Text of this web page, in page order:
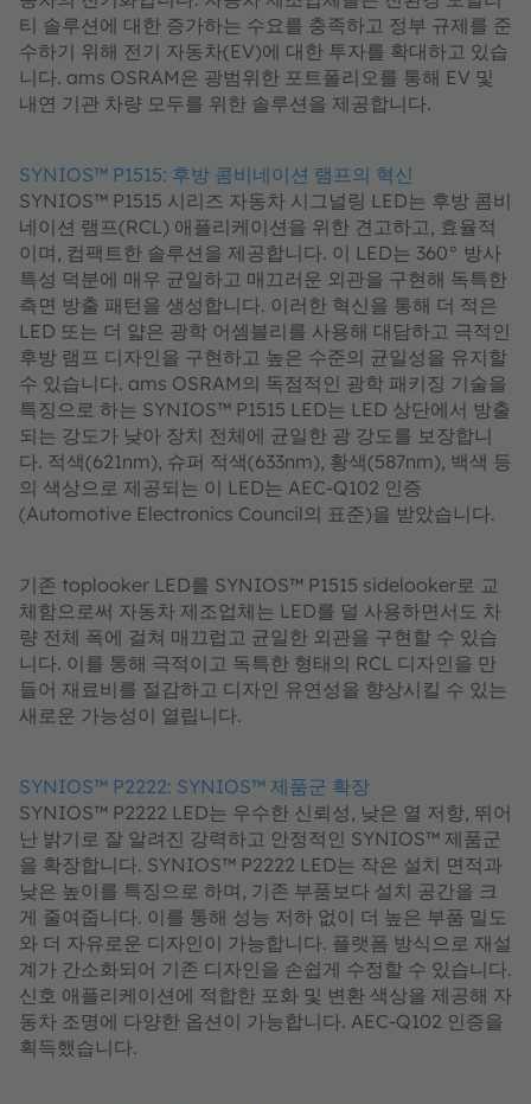
티 솔루션에 대한 증가하는 수요를 충족하고 정부 규제를 준
수하기 위해 전기 자동차(EV)에 대한 투자를 확대하고 있습
니다. ams OSRAM은 광범위한 포트폴리오를 통해 EV 및
내연 기관 차량 모두를 위한 솔루션을 제공합니다.
SYNIOS™ P1515: 후방 콤비네이션 램프의 혁신
SYNIOS™ P1515 시리즈 자동차 시그널링 LED는 후방 콤비
네이션 램프(RCL) 애플리케이션을 위한 견고하고, 효율적
이며, 컴팩트한 솔루션을 제공합니다. 이 LED는 360° 방사
특성 덕분에 매우 균일하고 매끄러운 외관을 구현해 독특한
측면 방출 패턴을 생성합니다. 이러한 혁신을 통해 더 적은
LED 또는 더 얇은 광학 어셈블리를 사용해 대담하고 극적인
후방 램프 디자인을 구현하고 높은 수준의 균일성을 유지할
수 있습니다. ams OSRAM의 독점적인 광학 패키징 기술을
특징으로 하는 SYNIOS™ P1515 LED는 LED 상단에서 방출
되는 강도가 낮아 장치 전체에 균일한 광 강도를 보장합니
다. 적색(621nm), 슈퍼 적색(633nm), 황색(587nm), 백색 등
의 색상으로 제공되는 이 LED는 AEC-Q102 인증
(Automotive Electronics Council의 표준)을 받았습니다.
기존 toplooker LED를 SYNIOS™ P1515 sidelooker로 교
체함으로써 자동차 제조업체는 LED를 덜 사용하면서도 차
량 전체 폭에 걸쳐 매끄럽고 균일한 외관을 구현할 수 있습
니다. 이를 통해 극적이고 독특한 형태의 RCL 디자인을 만
들어 재료비를 절감하고 디자인 유연성을 향상시킬 수 있는
새로운 가능성이 열립니다.
SYNIOS™ P2222: SYNIOS™ 제품군 확장
SYNIOS™ P2222 LED는 우수한 신뢰성, 낮은 열 저항, 뛰어
난 밝기로 잘 알려진 강력하고 안정적인 SYNIOS™ 제품군
을 확장합니다. SYNIOS™ P2222 LED는 작은 설치 면적과
낮은 높이를 특징으로 하며, 기존 부품보다 설치 공간을 크
게 줄여줍니다. 이를 통해 성능 저하 없이 더 높은 부품 밀도
와 더 자유로운 디자인이 가능합니다. 플랫폼 방식으로 재설
계가 간소화되어 기존 디자인을 손쉽게 수정할 수 있습니다.
신호 애플리케이션에 적합한 포화 및 변환 색상을 제공해 자
동차 조명에 다양한 옵션이 가능합니다. AEC-Q102 인증을
획득했습니다.